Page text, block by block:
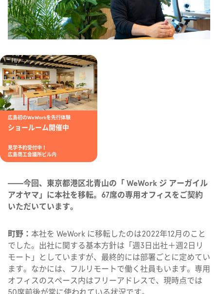
広島初のWeWorkを先行体験
ショールーム開催中
見学予約受付中！
広島商工会議所ビル内
——今回、東京都港区北青山の「 WeWork ジ アーガイル
アオヤマ」に本社を移転。67席の専用オフィスをご契約
いただいています。
町野： 本社を WeWork に移転したのは2022年12月のこと
でした。出社に関する基本方針は「週3日出社＋週2日リ
モート」としていますが、最終的には部署ごとに定めてい
ます。なかには、フルリモートで働く社員もいます。専用
オフィスのスペース内はフリーアドレスで、現時点では